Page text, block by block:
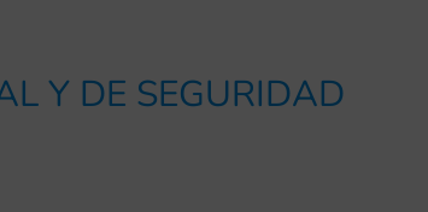
Y DE SEGURIDAD